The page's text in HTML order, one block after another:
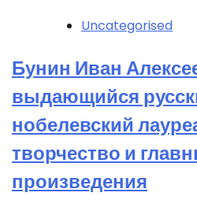
Uncategorised
Бунин Иван
выдающийся
нобелевский
творчество и
произведения